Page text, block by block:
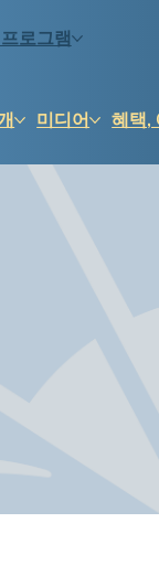
로그램
미디어 혜택,